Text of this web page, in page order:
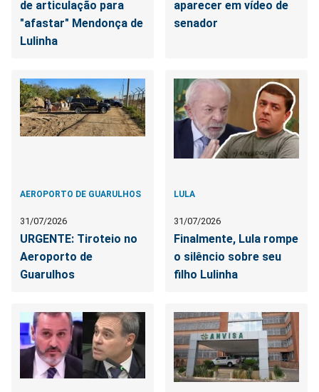
de articulação para
"afastar" Mendonça de
Lulinha
aparecer em vídeo de
senador
AEROPORTO DE GUARULHOS
31/07/2026
URGENTE: Tiroteio no
Aeroporto de
Guarulhos
LULA
31/07/2026
Finalmente, Lula rompe
o silêncio sobre seu
filho Lulinha